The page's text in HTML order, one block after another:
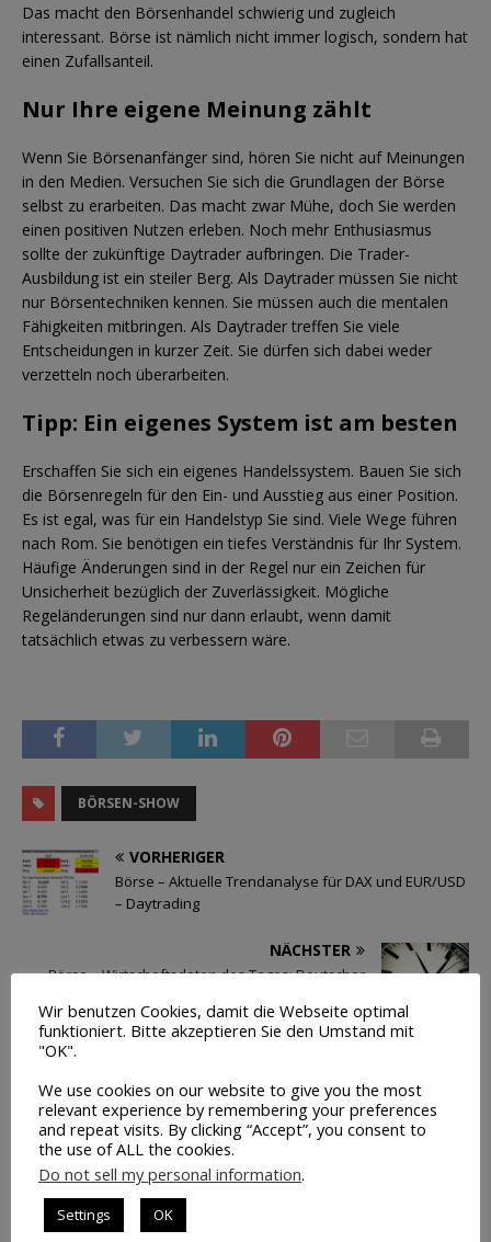
Das macht den Börsenhandel schwierig und zugleich
interessant. Börse ist nämlich nicht immer logisch, sondern hat
einen Zufallsanteil.
Nur Ihre eigene Meinung zählt
Wenn Sie Börsenanfänger sind, hören Sie nicht auf Meinungen
in den Medien. Versuchen Sie sich die Grundlagen der Börse
selbst zu erarbeiten. Das macht zwar Mühe, doch Sie werden
einen positiven Nutzen erleben. Noch mehr Enthusiasmus
sollte der zukünftige Daytrader aufbringen. Die Trader-
Ausbildung ist ein steiler Berg. Als Daytrader müssen Sie nicht
nur Börsentechniken kennen. Sie müssen auch die mentalen
Fähigkeiten mitbringen. Als Daytrader treffen Sie viele
Entscheidungen in kurzer Zeit. Sie dürfen sich dabei weder
verzetteln noch überarbeiten.
Tipp: Ein eigenes System ist am besten
Erschaffen Sie sich ein eigenes Handelssystem. Bauen Sie sich
die Börsenregeln für den Ein- und Ausstieg aus einer Position.
Es ist egal, was für ein Handelstyp Sie sind. Viele Wege führen
nach Rom. Sie benötigen ein tiefes Verständnis für Ihr System.
Häufige Änderungen sind in der Regel nur ein Zeichen für
Unsicherheit bezüglich der Zuverlässigkeit. Mögliche
Regeländerungen sind nur dann erlaubt, wenn damit
tatsächlich etwas zu verbessern wäre.
BÖRSEN-SHOW
VORHERIGER
Börse – Aktuelle Trendanalyse für DAX und EUR/USD
– Daytrading
NÄCHSTER
Börse – Wirtschaftsdaten des Tages: Deutscher
Kommentar hinterlassen
E-Mail Adresse wird nicht veröffentlicht.
Kommentar
Wir benutzen Cookies, damit die Webseite optimal
funktioniert. Bitte akzeptieren Sie den Umstand mit
"OK".
We use cookies on our website to give you the most
relevant experience by remembering your preferences
and repeat visits. By clicking “Accept”, you consent to
the use of ALL the cookies.
Do not sell my personal information.
Settings OK